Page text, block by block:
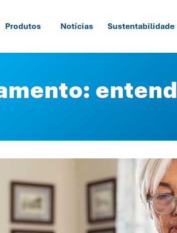
Produtos Notícias Sustentabilidade